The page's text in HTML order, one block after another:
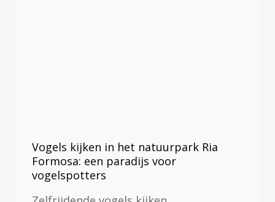
Vogels kijken in het natuurpark Ria
Formosa: een paradijs voor
vogelspotters